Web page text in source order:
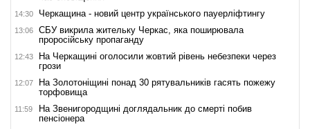
14:30 Черкащина - новий центр українського пауерліфтингу
13:06
СБУ викрила жительку Черкас, яка поширювала
проросійську пропаганду
12:43
На Черкащині оголосили жовтий рівень небезпеки через
грози
12:07
На Золотоніщині понад 30 рятувальників гасять пожежу
торфовища
11:59
На Звенигородщині доглядальник до смерті побив
пенсіонера